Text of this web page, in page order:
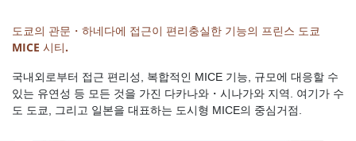
도쿄의 관문・하네다에 접근이 편리충실한 기능의 프린스 도쿄
MICE 시티.
국내외로부터 접근 편리성, 복합적인 MICE 기능, 규모에 대응할 수
있는 유연성 등 모든 것을 가진 다카나와・시나가와 지역. 여기가 수
도 도쿄, 그리고 일본을 대표하는 도시형 MICE의 중심거점.